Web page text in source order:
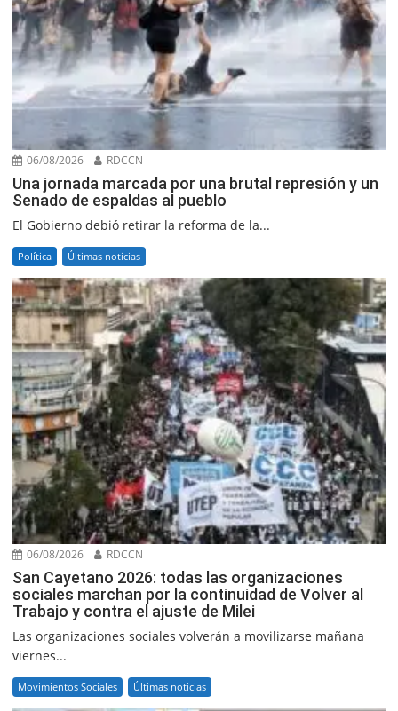
06/08/2026 RDCCN
Una jornada marcada por una brutal represión y un
Senado de espaldas al pueblo
El Gobierno debió retirar la reforma de la...
Política Últimas noticias
06/08/2026 RDCCN
San Cayetano 2026: todas las organizaciones
sociales marchan por la continuidad de Volver al
Trabajo y contra el ajuste de Milei
Las organizaciones sociales volverán a movilizarse mañana
viernes...
Movimientos Sociales Últimas noticias